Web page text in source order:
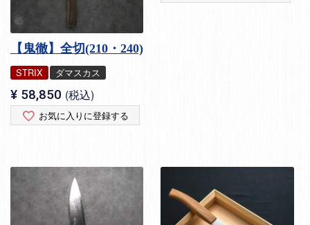
【鬼徹】全切(210・240)
STRIX ダマスカス
¥ 58,850 税込
お気に入りに登録する